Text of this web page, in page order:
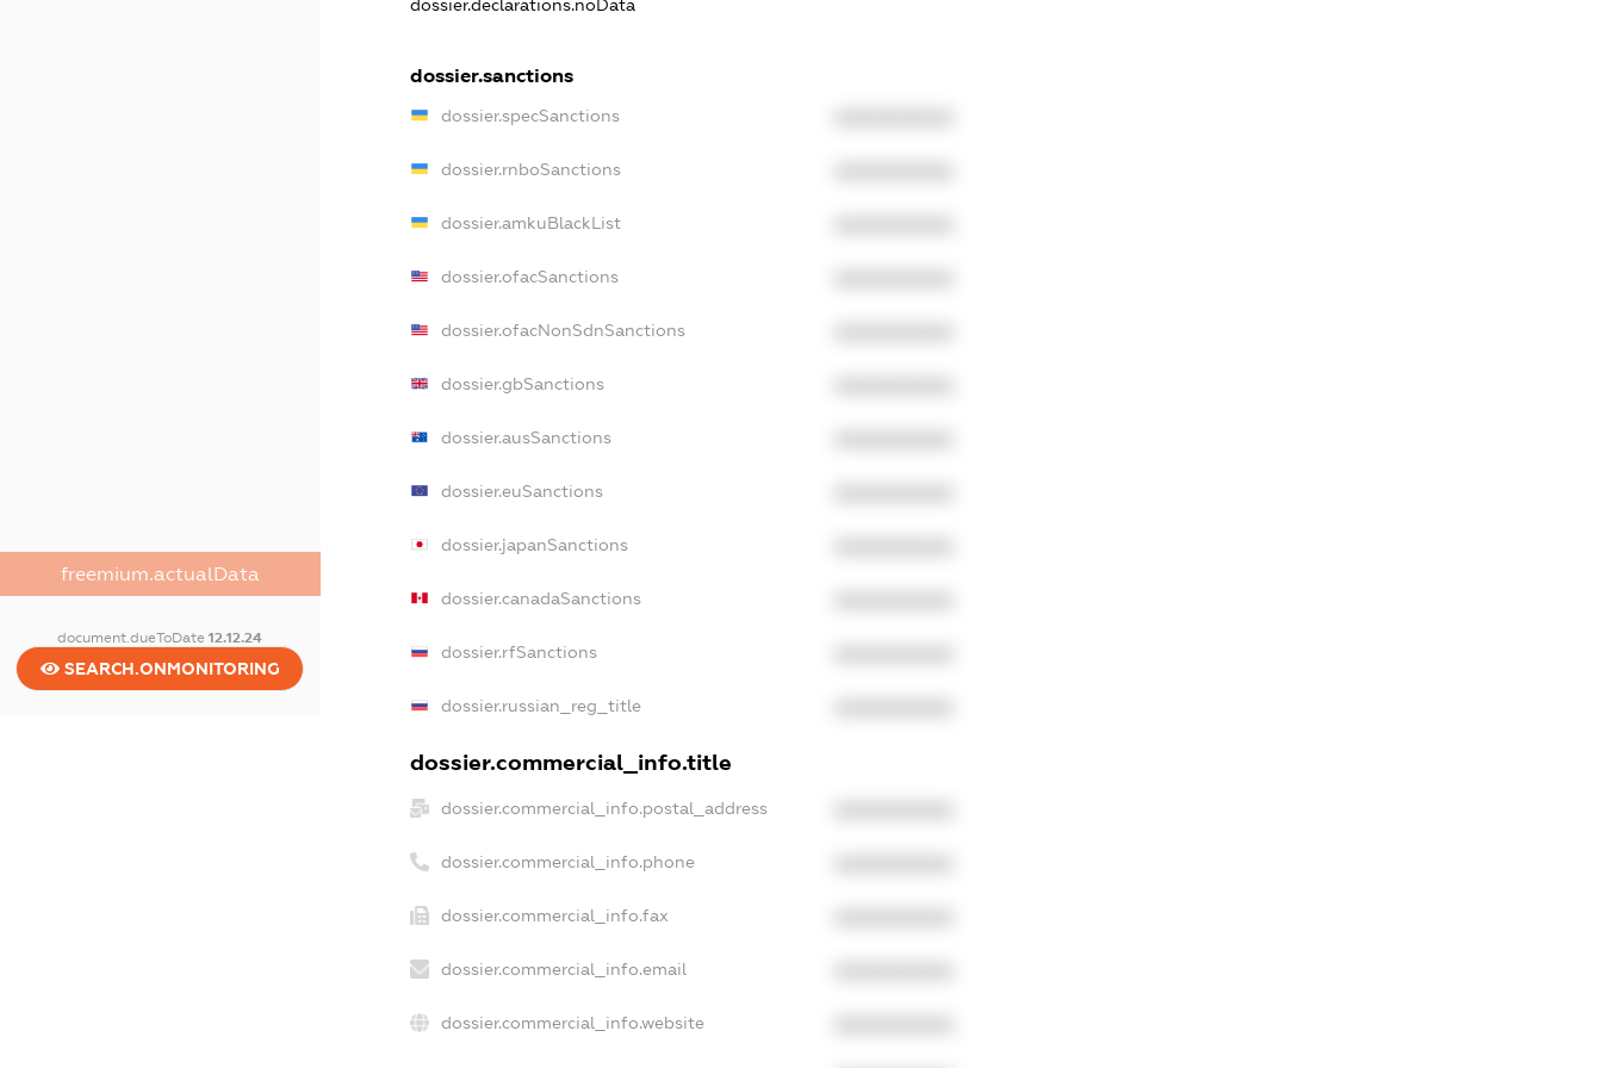
freemium.actualData
document.dueToDate12.12.24
SEARCH.ONMONITORING
dossier.declarations.noData
dossier.sanctions
dossier.specSanctions
dossier.rnboSanctions
dossier.amkuBlackList
dossier.ofacSanctions
dossier.ofacNonSdnSanctions
dossier.gbSanctions
dossier.ausSanctions
dossier.euSanctions
dossier.japanSanctions
dossier.canadaSanctions
dossier.rfSanctions
dossier.russian_reg_title
dossier.commercial_info.title
dossier.commercial_info.postal_address
dossier.commercial_info.phone
dossier.commercial_info.fax
dossier.commercial_info.email
dossier.commercial_info.website